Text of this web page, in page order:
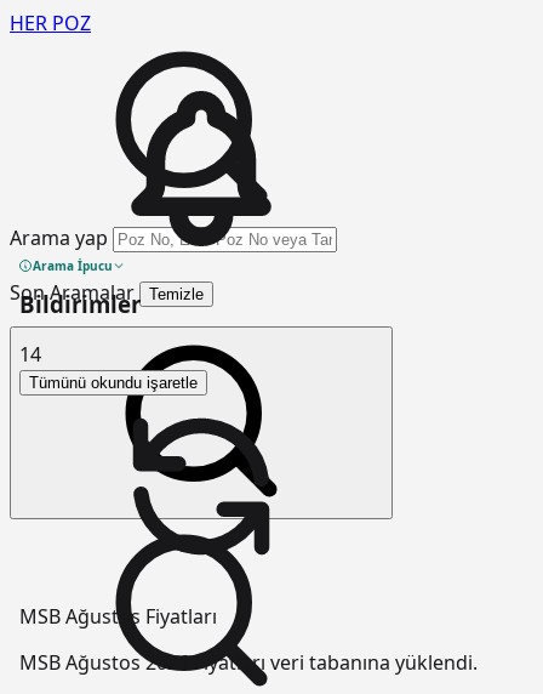
HER POZ
Arama yap
Arama İpucu
Son Aramalar Temizle
Bildirimler
14
Tümünü okundu işaretle
MSB Ağustos Fiyatları
MSB Ağustos 2026 Fiyatları veri tabanına yüklendi.